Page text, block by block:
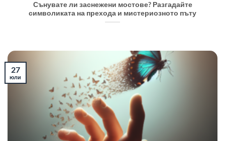
Сънувате ли заснежени мостове? Разгадайте
символиката на прехода и мистериозното пъту
27
юли